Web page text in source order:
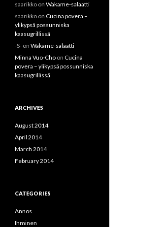
saarikko on Wakame-salaatti
saarikko on Cucina povera –
ylikypsä possunniska
kaasugrillissä
-S- on Wakame-salaatti
Minna Vuo-Cho on Cucina
povera – ylikypsä possunniska
kaasugrillissä
ARCHIVES
August 2014
April 2014
March 2014
February 2014
CATEGORIES
Annos
Ihminen